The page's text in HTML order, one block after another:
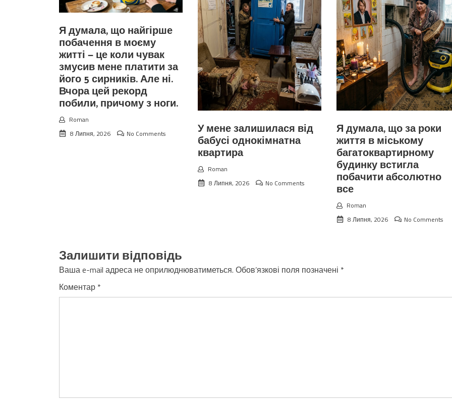
Я думала, що найгірше
побачення в моєму
житті — це коли чувак
змусив мене платити за
його 5 сирників. Але ні.
Вчора цей рекорд
побили, причому з ноги.
Roman
8 Липня, 2026
No Comments У мене залишилася від
бабусі однокімнатна
квартира
Roman
8 Липня, 2026
No Comments
Я думала, що за роки
життя в міському
багатоквартирному
будинку встигла
побачити абсолютно
все
Roman
8 Липня, 2026
No Comments
Залишити відповідь
Ваша e-mail адреса не оприлюднюватиметься. Обов’язкові поля позначені *
Коментар *